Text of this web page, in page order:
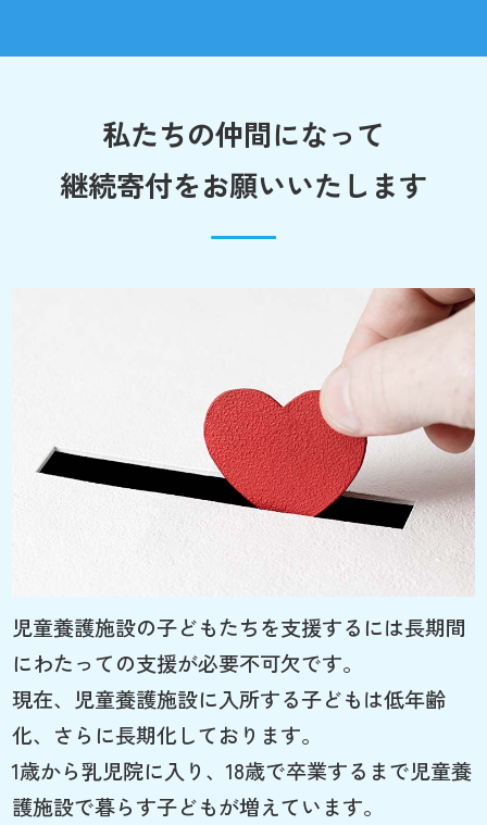
私たちの仲間になって
継続寄付をお願いいたします
児童養護施設の子どもたちを支援するには長期間
にわたっての支援が必要不可欠です。
現在、児童養護施設に入所する子どもは低年齢
化、さらに長期化しております。
1歳から乳児院に入り、18歳で卒業するまで児童養
護施設で暮らす子どもが増えています。